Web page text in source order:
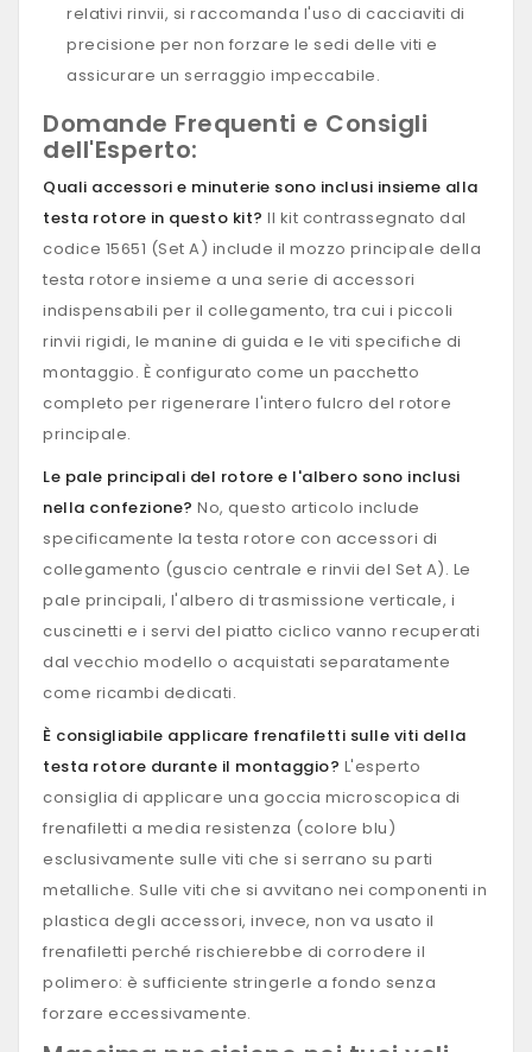
relativi rinvii, si raccomanda l'uso di cacciaviti di
precisione per non forzare le sedi delle viti e
assicurare un serraggio impeccabile.
Domande Frequenti e Consigli
dell'Esperto:
Quali accessori e minuterie sono inclusi insieme alla
testa rotore in questo kit? Il kit contrassegnato dal
codice 15651 (Set A) include il mozzo principale della
testa rotore insieme a una serie di accessori
indispensabili per il collegamento, tra cui i piccoli
rinvii rigidi, le manine di guida e le viti specifiche di
montaggio. È configurato come un pacchetto
completo per rigenerare l'intero fulcro del rotore
principale.
Le pale principali del rotore e l'albero sono inclusi
nella confezione? No, questo articolo include
specificamente la testa rotore con accessori di
collegamento (guscio centrale e rinvii del Set A). Le
pale principali, l'albero di trasmissione verticale, i
cuscinetti e i servi del piatto ciclico vanno recuperati
dal vecchio modello o acquistati separatamente
come ricambi dedicati.
È consigliabile applicare frenafiletti sulle viti della
testa rotore durante il montaggio? L'esperto
consiglia di applicare una goccia microscopica di
frenafiletti a media resistenza (colore blu)
esclusivamente sulle viti che si serrano su parti
metalliche. Sulle viti che si avvitano nei componenti in
plastica degli accessori, invece, non va usato il
frenafiletti perché rischierebbe di corrodere il
polimero: è sufficiente stringerle a fondo senza
forzare eccessivamente.